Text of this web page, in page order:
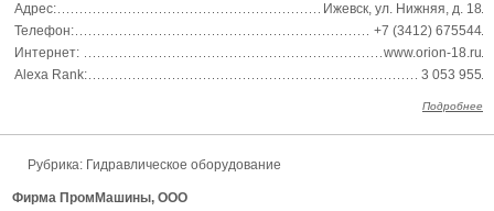
Адрес:
Ижевск, ул. Нижняя, д. 18
Телефон:
+7 (3412) 675544
Интернет:
www.orion-18.ru
Alexa Rank:
3 053 955
Подробнее
Рубрика: Гидравлическое оборудование
Фирма ПромМашины, ООО